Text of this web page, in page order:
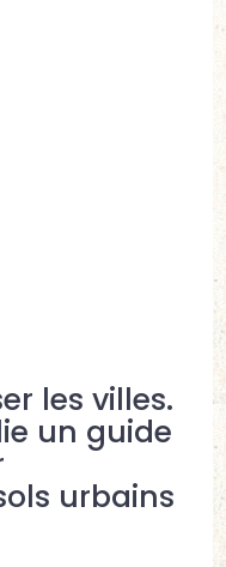
les villes.
un guide
urbains